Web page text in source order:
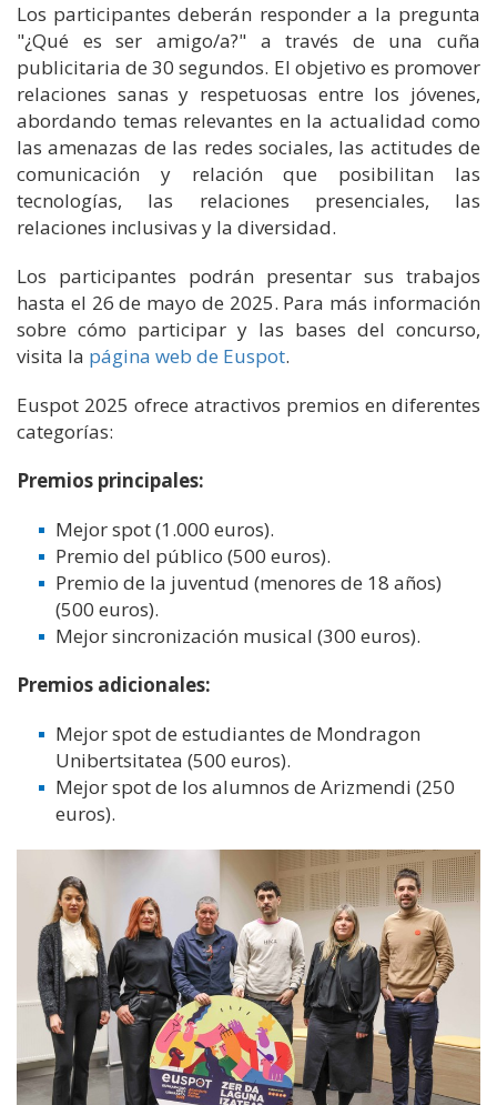
Los participantes deberán responder a la pregunta
"¿Qué es ser amigo/a?" a través de una cuña
publicitaria de 30 segundos. El objetivo es promover
relaciones sanas y respetuosas entre los jóvenes,
abordando temas relevantes en la actualidad como
las amenazas de las redes sociales, las actitudes de
comunicación y relación que posibilitan las
tecnologías, las relaciones presenciales, las
relaciones inclusivas y la diversidad.
Los participantes podrán presentar sus trabajos
hasta el 26 de mayo de 2025. Para más información
sobre cómo participar y las bases del concurso,
visita la página web de Euspot.
Euspot 2025 ofrece atractivos premios en diferentes
categorías:
Premios principales:
Mejor spot (1.000 euros).
Premio del público (500 euros).
Premio de la juventud (menores de 18 años)
(500 euros).
Mejor sincronización musical (300 euros).
Premios adicionales:
Mejor spot de estudiantes de Mondragon
Unibertsitatea (500 euros).
Mejor spot de los alumnos de Arizmendi (250
euros).